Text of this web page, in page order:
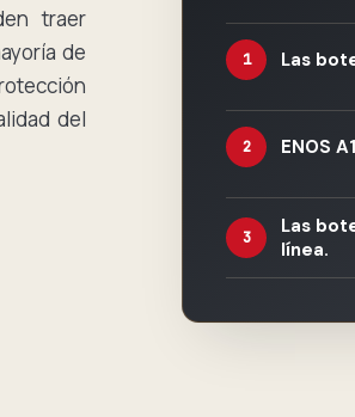
traer
de
del
1 Las
2 ENOS
3
Las
línea.